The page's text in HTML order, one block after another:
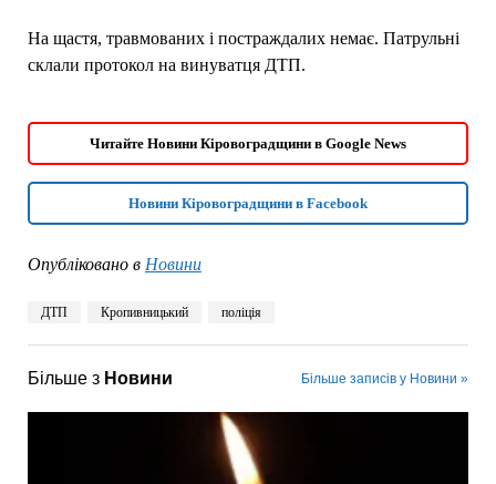
На щастя, травмованих і постраждалих немає. Патрульні
склали протокол на винуватця ДТП.
Читайте Новини Кіровоградщини в Google News
Новини Кіровоградщини в Facebook
Опубліковано в Новини
ДТП Кропивницький поліція
Більше з Новини Більше записів у Новини »